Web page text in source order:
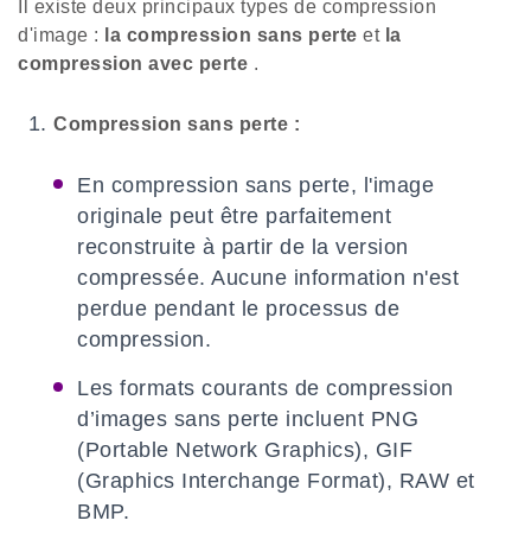
Il existe deux principaux types de compression
d'image :
la compression sans perte et la
compression avec perte .
Compression sans perte :
En compression sans perte, l'image
originale peut être parfaitement
reconstruite à partir de la version
compressée. Aucune information n'est
perdue pendant le processus de
compression.
Les formats courants de compression
d’images sans perte incluent PNG
(Portable Network Graphics), GIF
(Graphics Interchange Format), RAW et
BMP.